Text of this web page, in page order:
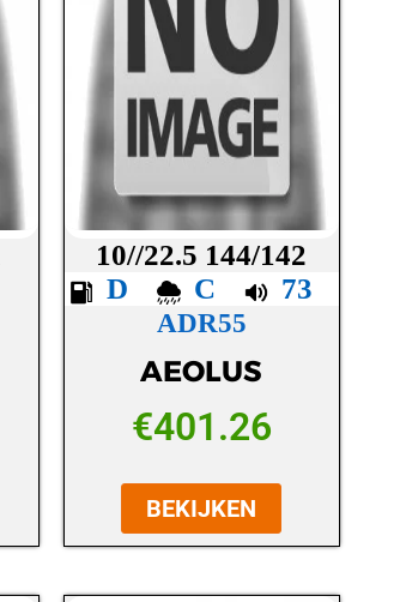
10//22.5 144/142
D
C 73
ADR55
AEOLUS
€401.26
BEKIJKEN